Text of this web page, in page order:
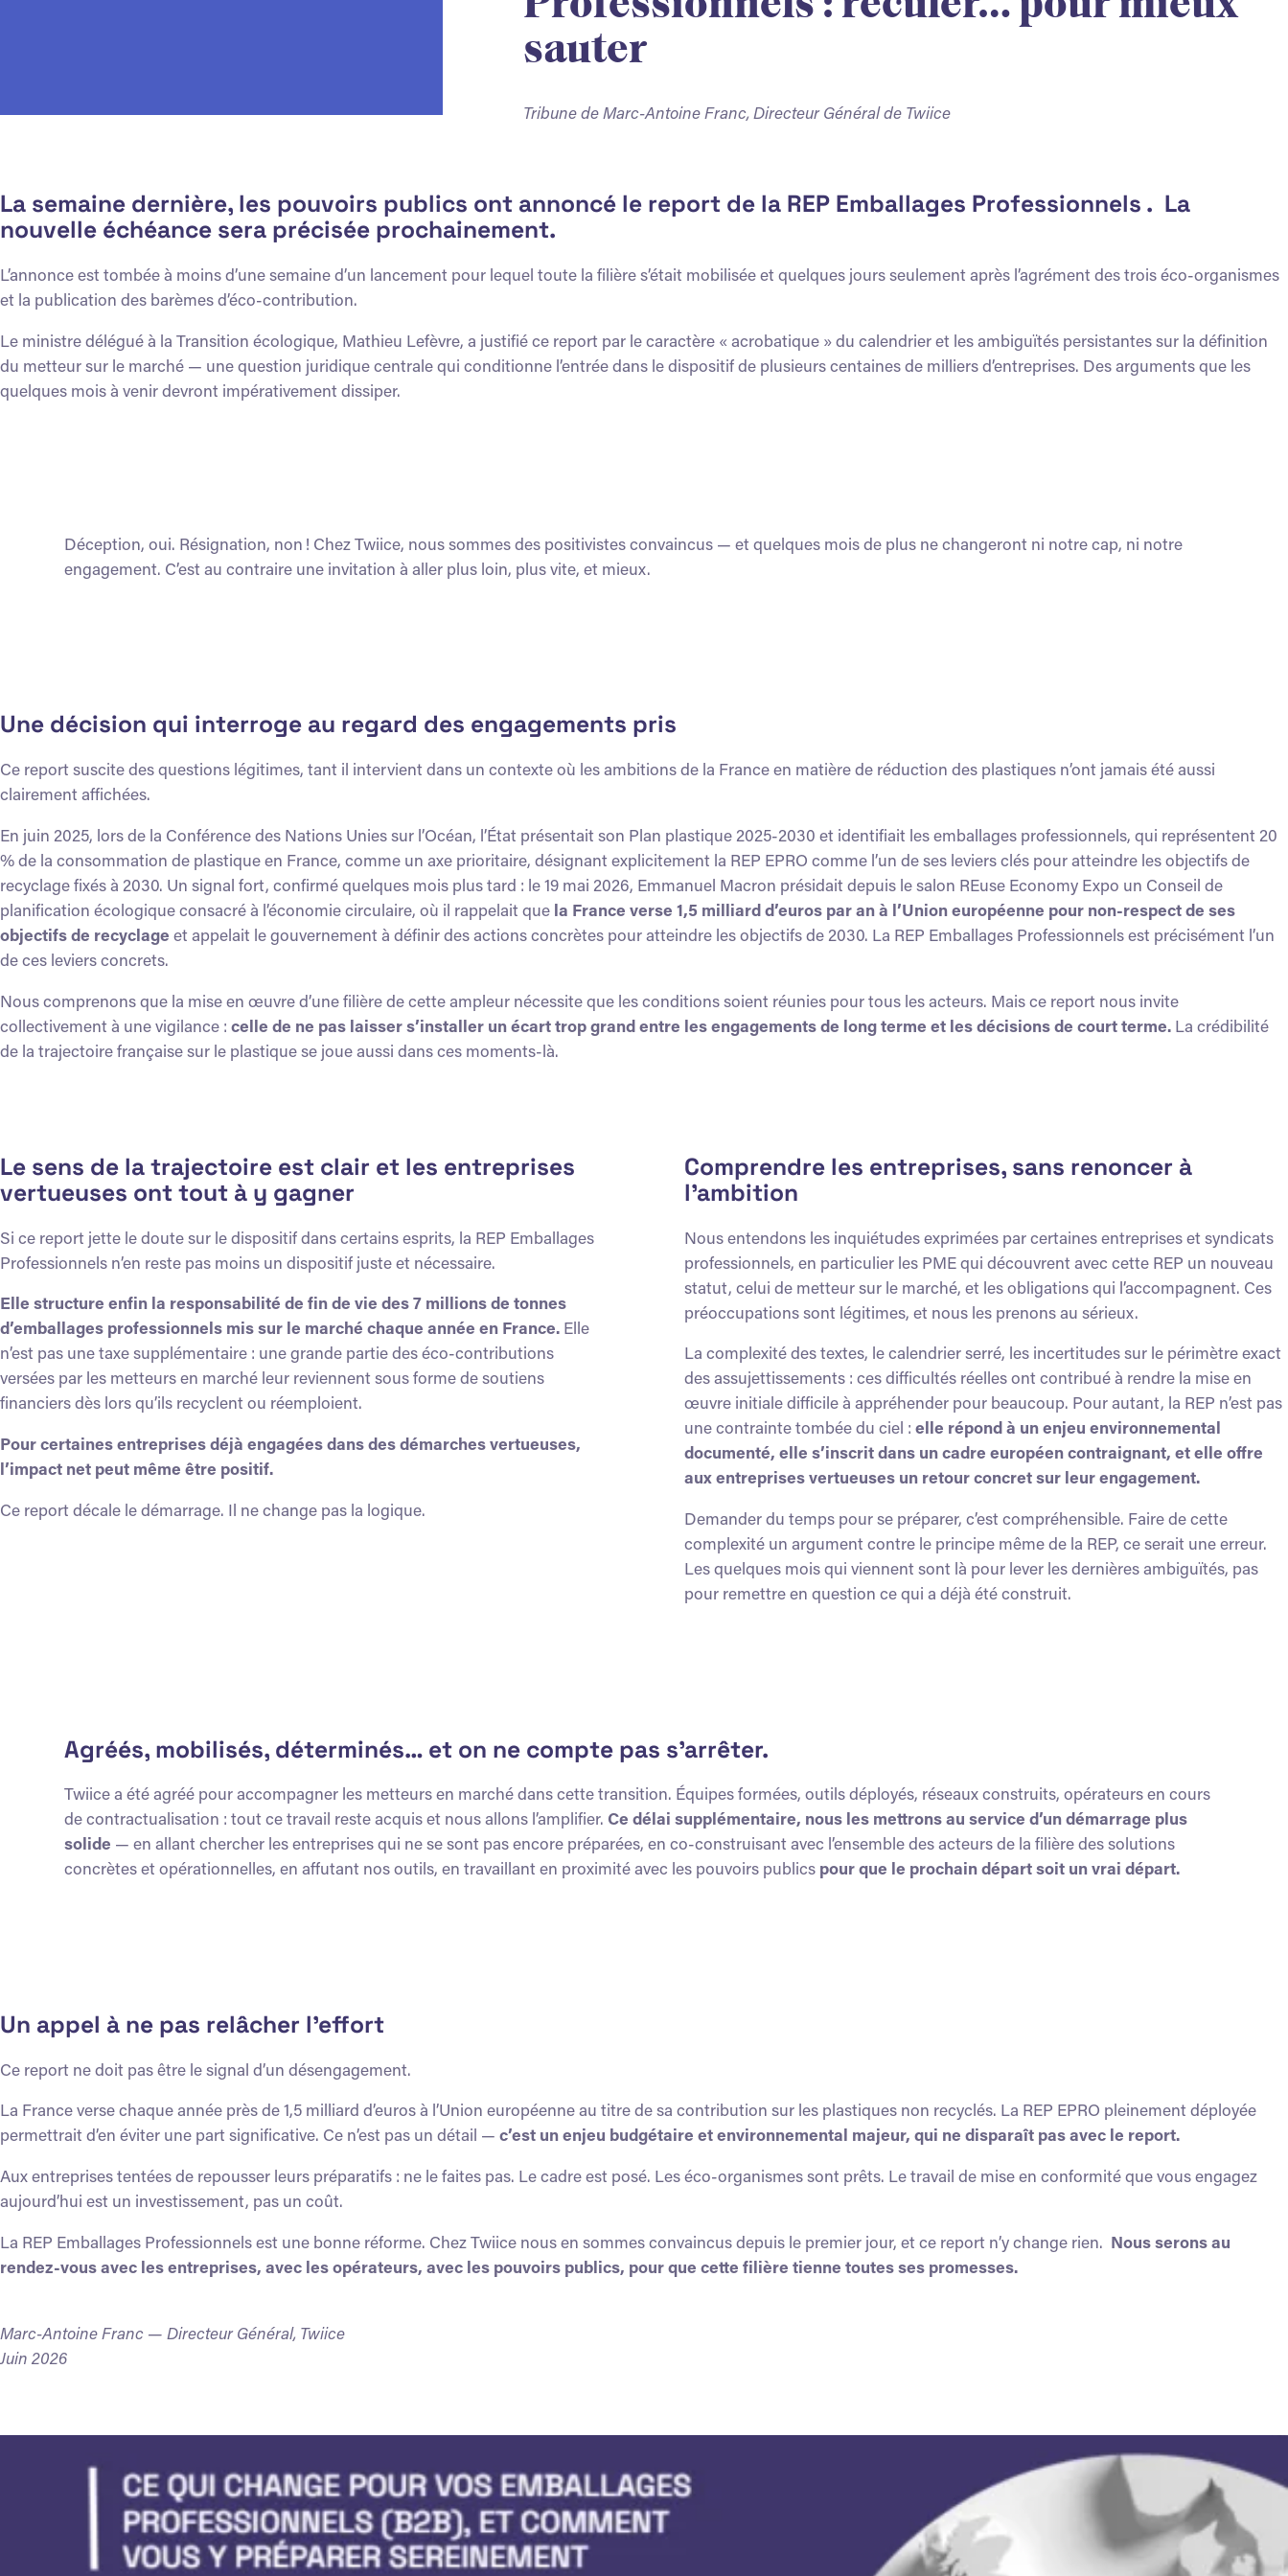
sauter
Tribune de Marc-Antoine Franc, Directeur Général de Twiice
La semaine dernière, les pouvoirs publics ont annoncé le report de la REP Emballages Professionnels . La
nouvelle échéance sera précisée prochainement.
L’annonce est tombée à moins d’une semaine d’un lancement pour lequel toute la filière s’était mobilisée et quelques jours seulement après l’agrément des trois éco-organismes
et la publication des barèmes d’éco-contribution.
Le ministre délégué à la Transition écologique, Mathieu Lefèvre, a justifié ce report par le caractère « acrobatique » du calendrier et les ambiguïtés persistantes sur la définition
du metteur sur le marché — une question juridique centrale qui conditionne l’entrée dans le dispositif de plusieurs centaines de milliers d’entreprises. Des arguments que les
quelques moisà venir devront impérativement dissiper.
Déception, oui. Résignation, non ! Chez Twiice, nous sommes des positivistes convaincus — etquelques moisde plus ne changeront ni notre cap, ni notre
engagement. C’est au contraire une invitation à aller plus loin, plus vite, et mieux.
Une décision qui interroge au regard des engagements pris
Ce report suscite des questions légitimes, tant il intervient dans un contexte où les ambitions de la France en matière de réduction des plastiques n’ont jamais été aussi
clairement affichées.
En juin 2025, lors de la Conférence des Nations Unies sur l’Océan, l’État présentait son Plan plastique 2025-2030 et identifiait les emballages professionnels, qui représentent 20
% de la consommation de plastique en France, comme un axe prioritaire, désignant explicitement la REP EPRO comme l’un de ses leviers clés pour atteindre les objectifs de
recyclage fixés à 2030. Un signal fort, confirmé quelques mois plus tard : le 19 mai 2026, Emmanuel Macron présidait depuis le salon REuse Economy Expo un Conseil de
planification écologique consacré à l’économie circulaire, où il rappelait que la France verse 1,5 milliard d’euros par an à l’Union européenne pour non-respect de ses
objectifs de recyclage et appelait le gouvernement à définir des actions concrètes pour atteindre les objectifs de 2030. La REP Emballages Professionnels est précisément l’un
de ces leviers concrets.
Nous comprenons que la mise en œuvre d’une filière de cette ampleur nécessite que les conditions soient réunies pour tous les acteurs. Mais ce report nous invite
collectivement à une vigilance : celle de ne pas laisser s’installer un écart trop grand entre les engagements de long terme et les décisions de court terme. La crédibilité
de la trajectoire française sur le plastique se joue aussi dans ces moments-là.
Le sens de la trajectoire est clair et les entreprises
vertueuses ont tout à y gagner
Si ce report jette le doute sur le dispositif dans certains esprits, la REP Emballages
Professionnels n’en reste pas moins un dispositif juste et nécessaire.
Elle structure enfin la responsabilité de fin de vie des 7 millions de tonnes
d’emballages professionnels mis sur le marché chaque année en France. Elle
n’est pas une taxe supplémentaire : une grande partie des éco-contributions
versées par les metteurs en marché leur reviennent sous forme de soutiens
financiers dès lors qu’ils recyclent ou réemploient.
Pour certaines entreprises déjà engagées dans des démarches vertueuses,
l’impact net peut même être positif.
Ce report décale le démarrage. Il ne change pas la logique.
Comprendre les entreprises, sans renoncer à
l’ambition
Nous entendons les inquiétudes exprimées par certaines entreprises et syndicats
professionnels, en particulier les PME qui découvrent avec cette REP un nouveau
statut, celui de metteur sur le marché, et les obligations qui l’accompagnent. Ces
préoccupations sont légitimes, et nous les prenons au sérieux.
La complexité des textes, le calendrier serré, les incertitudes sur le périmètre exact
des assujettissements : ces difficultés réelles ont contribué à rendre la mise en
œuvre initiale difficile à appréhender pour beaucoup. Pour autant, la REP n’est pas
une contrainte tombée du ciel : elle répond à un enjeu environnemental
documenté, elle s’inscrit dans un cadre européen contraignant, et elle offre
aux entreprises vertueuses un retour concret sur leur engagement.
Demander du temps pour se préparer, c’est compréhensible. Faire de cette
complexité un argument contre le principe même de la REP, ce serait une erreur.
Les quelques mois qui viennent sont là pour lever les dernières ambiguïtés, pas
pour remettre en question ce qui a déjà été construit.
Agréés, mobilisés, déterminés… et on ne compte pas s’arrêter.
Twiice a été agréé pour accompagner les metteurs en marché dans cette transition. Équipes formées, outils déployés, réseaux construits, opérateurs en cours
de contractualisation : tout ce travail reste acquis et nous allons l’amplifier. Ce délai supplémentaire, nous les mettrons au service d’un démarrage plus
solide — en allant chercher les entreprises qui ne se sont pas encore préparées, en co-construisant avec l’ensemble des acteurs de la filière des solutions
concrètes et opérationnelles, en affutant nos outils, en travaillant en proximité avec les pouvoirs publics pour que le prochain départsoit un vrai départ.
Un appel à ne pas relâcher l’effort
Ce report ne doit pas être le signal d’un désengagement.
La France verse chaque année près de 1,5 milliard d’euros à l’Union européenne au titre de sa contribution sur les plastiques non recyclés. La REP EPRO pleinement déployée
permettrait d’en éviter une part significative. Ce n’est pas un détail — c’est un enjeu budgétaire et environnemental majeur, qui ne disparaît pas avec le report.
Aux entreprises tentées de repousser leurs préparatifs : ne le faites pas. Le cadre est posé. Les éco-organismes sont prêts. Le travail de mise en conformité que vous engagez
aujourd’hui est un investissement, pas un coût.
La REP Emballages Professionnels est une bonne réforme. Chez Twiice nous en sommes convaincus depuis le premier jour, et ce report n’y change rien. Nous serons au
rendez-vousavec les entreprises, avec les opérateurs, avec les pouvoirs publics, pour que cette filière tienne toutes ses promesses.
Marc-Antoine Franc — Directeur Général, Twiice
Juin 2026